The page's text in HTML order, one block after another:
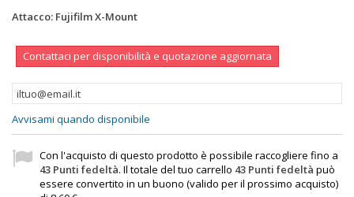
Attacco: Fujifilm X-Mount
Contattaci per disponibilità e quotazione aggiornata
Avvisami quando disponibile
Con l'acquisto di questo prodotto è possibile raccogliere fino a
43 Punti fedeltà. Il totale del tuo carrello 43 Punti fedeltà può
essere convertito in un buono (valido per il prossimo acquisto)